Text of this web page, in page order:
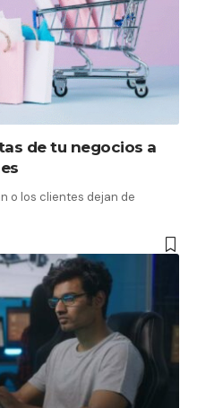
de tu negocios a
o los clientes dejan de